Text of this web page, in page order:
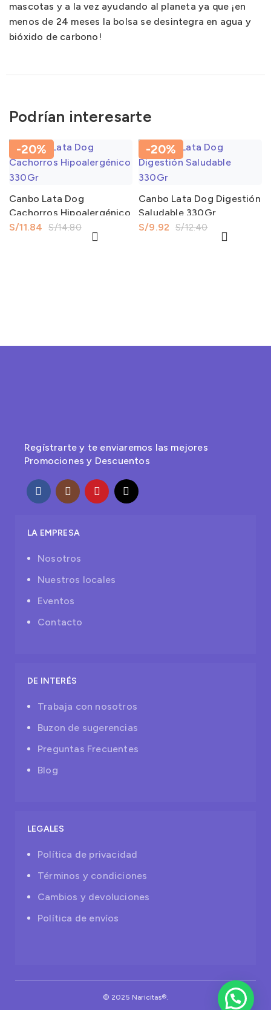
mascotas y a la vez ayudando al planeta ya que ¡en
menos de 24 meses la bolsa se desintegra en agua y
bióxido de carbono!
Podrían interesarte
-20%
Canbo Lata Dog
Cachorros Hipoalergénico
330Gr
S/14.80
S/11.84
-20%
Canbo Lata Dog Digestión
Saludable 330Gr
S/12.40
S/9.92
Regístrarte y te enviaremos las mejores
Promociones y Descuentos
LA EMPRESA
Nosotros
Nuestros locales
Eventos
Contacto
DE INTERÉS
Trabaja con nosotros
Buzon de sugerencias
Preguntas Frecuentes
Blog
LEGALES
Política de privacidad
Términos y condiciones
Cambios y devoluciones
Política de envíos
© 2025 Naricitas®.